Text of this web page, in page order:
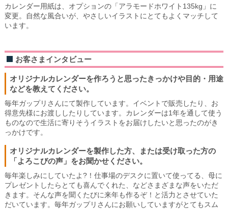
カレンダー用紙は、オプションの「アラモードホワイト135kg」に
変更。自然な風合いが、やさしいイラストにとてもよくマッチして
います。
お客さまインタビュー
オリジナルカレンダーを作ろうと思ったきっかけや目的・用途
などを教えてください。
毎年ガップリさんにて製作しています。イベントで販売したり、お
得意先様にお渡ししたりしています。カレンダーは1年を通して使う
ものなので生活に寄りそうイラストをお届けしたいと思ったのがき
っかけです。
オリジナルカレンダーを製作した方、または受け取った方の
「よろこびの声」をお聞かせください。
毎年楽しみにしていたよ?！仕事場のデスクに置いて使ってる、母に
プレゼントしたらとても喜んでくれた、などさまざまな声をいただ
きます。そんな声を聞くたびに来年も作るぞ！と活力とさせていた
だいています。毎年ガップリさんにお願いしていますがとてもスム